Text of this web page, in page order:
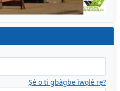
Ṣé o ti gbàgbe ìwọlé rẹ?